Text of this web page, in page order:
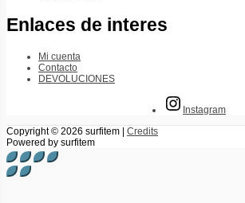
Enlaces de interes
Mi cuenta
Contacto
DEVOLUCIONES
Instagram
Copyright © 2026 surfitem | Credits
Powered by surfitem